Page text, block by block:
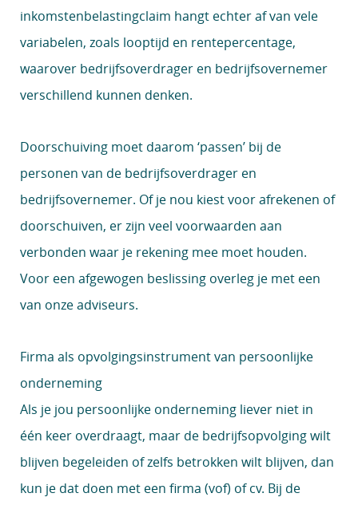
inkomstenbelastingclaim hangt echter af van vele
variabelen, zoals looptijd en rentepercentage,
waarover bedrijfsoverdrager en bedrijfsovernemer
verschillend kunnen denken.
Doorschuiving moet daarom ‘passen’ bij de
personen van de bedrijfsoverdrager en
bedrijfsovernemer. Of je nou kiest voor afrekenen of
doorschuiven, er zijn veel voorwaarden aan
verbonden waar je rekening mee moet houden.
Voor een afgewogen beslissing overleg je met een
van onze adviseurs.
Firma als opvolgingsinstrument van persoonlijke
onderneming
Als je jou persoonlijke onderneming liever niet in
één keer overdraagt, maar de bedrijfsopvolging wilt
blijven begeleiden of zelfs betrokken wilt blijven, dan
kun je dat doen met een firma (vof) of cv. Bij de